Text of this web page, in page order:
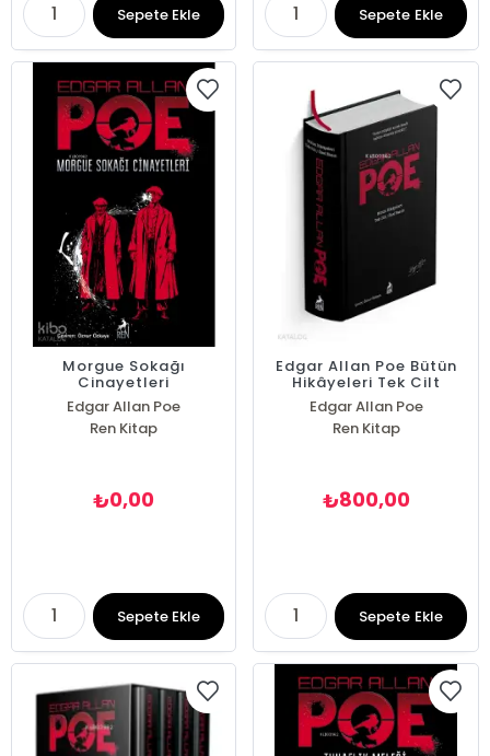
Sepete Ekle Sepete Ekle
Morgue Sokağı
Cinayetleri
Edgar Allan Poe
Ren Kitap
₺0,00
Sepete Ekle
Edgar Allan Poe Bütün
Hikâyeleri Tek Cilt
Edgar Allan Poe
Ren Kitap
₺800,00
Sepete Ekle